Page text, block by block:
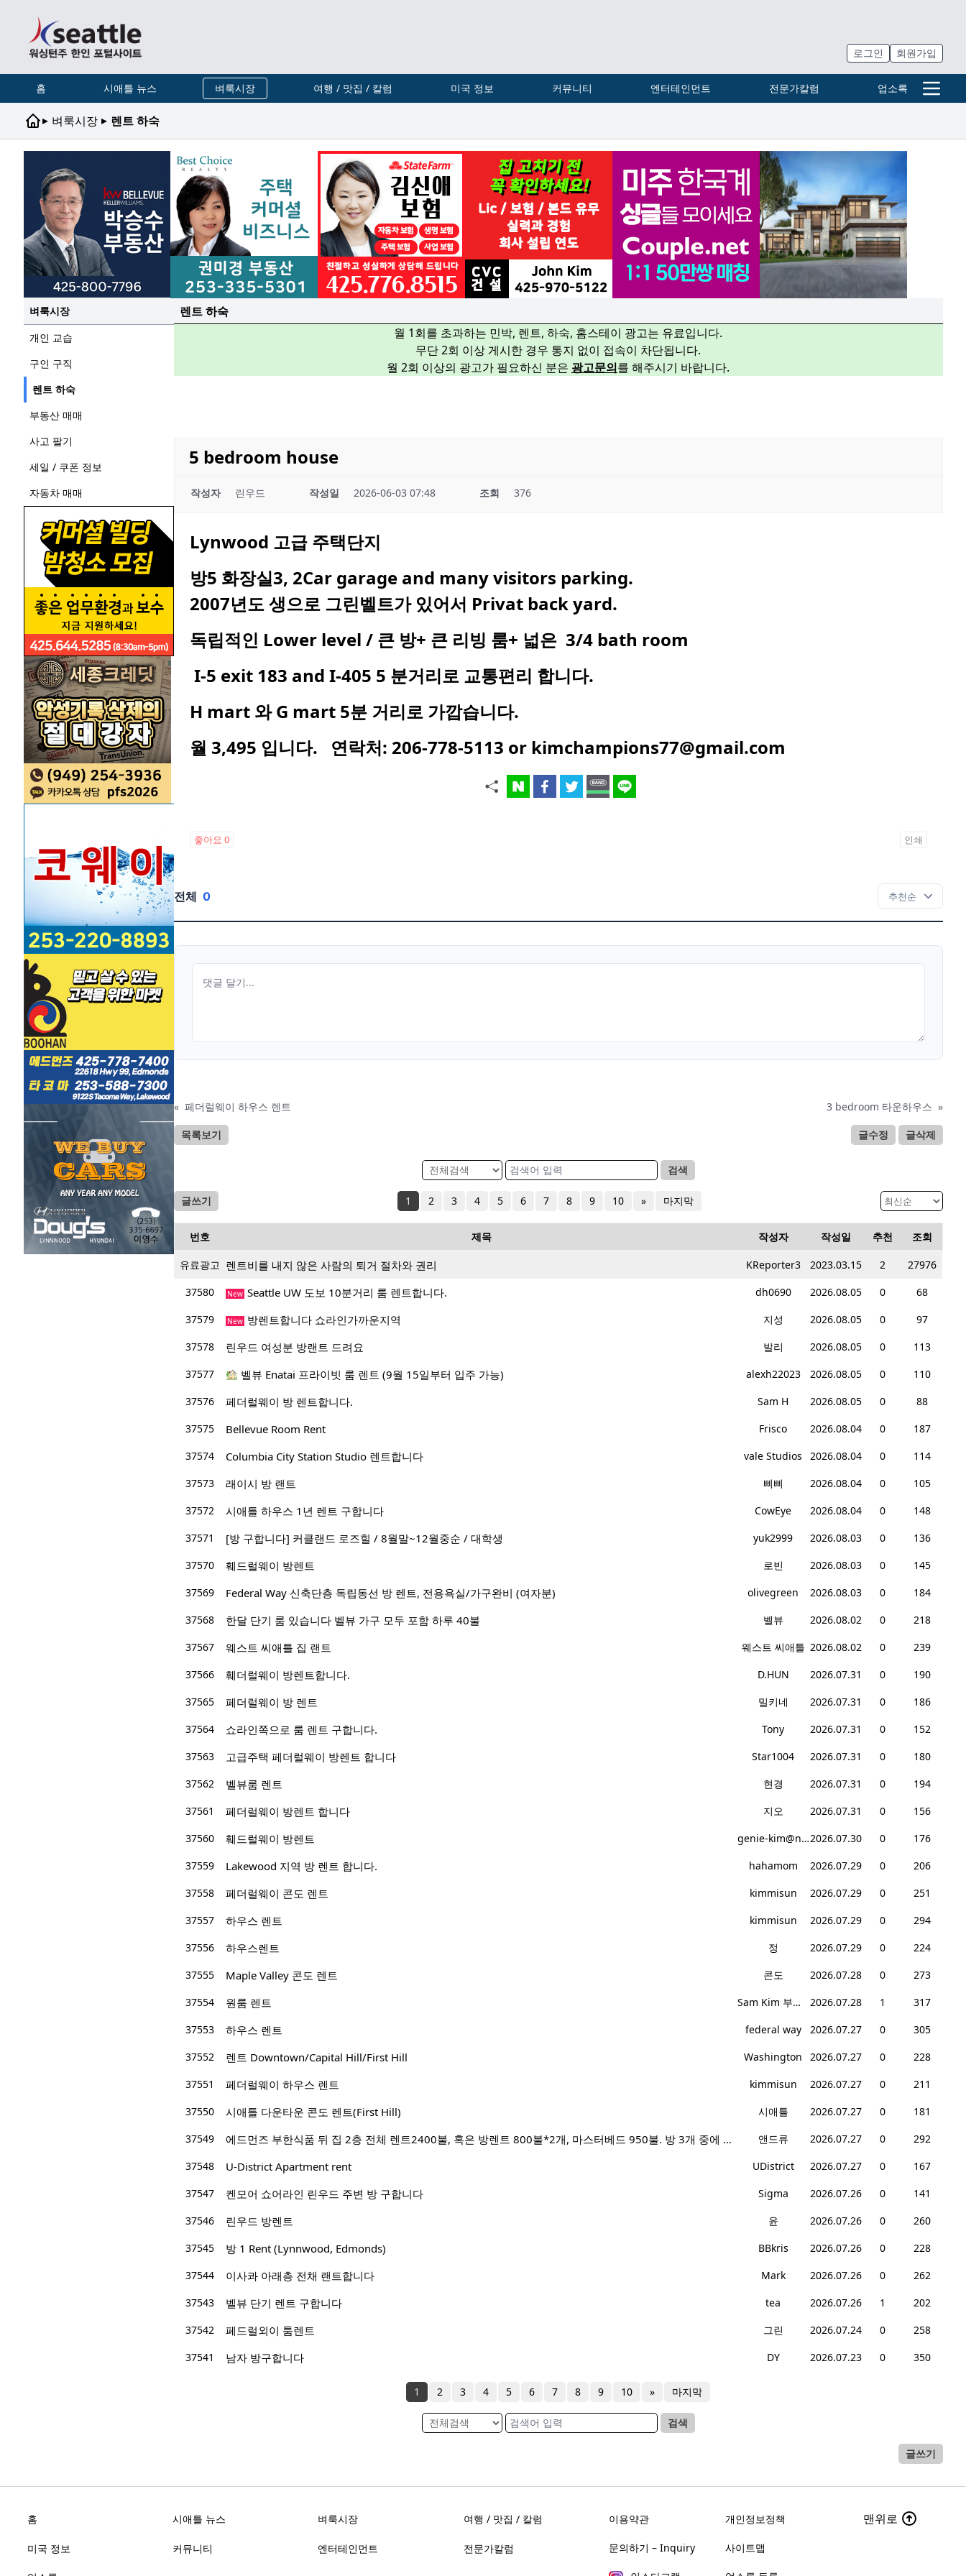
로그인 회원가입
홈 시애틀 뉴스 벼룩시장 여행 / 맛집 / 칼럼 미국 정보 커뮤니티 엔터테인먼트 전문가칼럼 업소록
▸ 벼룩시장 ▸ 렌트 하숙
벼룩시장
개인 교습
구인 구직
렌트 하숙
부동산 매매
사고 팔기
세일 / 쿠폰 정보
자동차 매매
렌트 하숙
월 1회를 초과하는 민박, 렌트, 하숙, 홈스테이 광고는 유료입니다.
무단 2회 이상 게시한 경우 통지 없이 접속이 차단됩니다.
월 2회 이상의 광고가 필요하신 분은 광고문의를 해주시기 바랍니다.
5 bedroom house
작성자 린우드 작성일 2026-06-03 07:48 조회 376
Lynwood 고급 주택단지
방5 화장실3, 2Car garage and many visitors parking.
2007년도 생으로 그린벨트가 있어서 Privat back yard.
독립적인 Lower level / 큰 방+ 큰 리빙 룸+ 넓은 3/4 bath room
I-5 exit 183 and I-405 5 분거리로 교통편리 합니다.
H mart 와 G mart 5분 거리로 가깝습니다.
월 3,495 입니다. 연락처: 206-778-5113 or kimchampions77@gmail.com
좋아요 0 인쇄
전체 0
« 페더럴웨이 하우스 렌트 3 bedroom 타운하우스 »
목록보기 글수정 글삭제
검색
글쓰기 1 2 3 4 5 6 7 8 9 10 » 마지막
번호 제목 작성자 작성일 추천 조회
유료광고 렌트비를 내지 않은 사람의 퇴거 절차와 권리 KReporter3 2023.03.15 2
27976
37580
New Seattle UW 도보 10분거리 룸 렌트합니다. dh0690 2026.08.05 0
68
37579
New 방렌트합니다 쇼라인가까운지역 지성 2026.08.05 0
97
37578
린우드 여성분 방랜트 드려요 발리 2026.08.05 0
113
37577
벨뷰 Enatai 프라이빗 룸 렌트 (9월 15일부터 입주 가능) alexh22023 2026.08.05 0
110
37576
페더럴웨이 방 렌트합니다. Sam H 2026.08.05 0
88
37575
Bellevue Room Rent Frisco 2026.08.04 0
187
37574
Columbia City Station Studio 렌트합니다 vale Studios 2026.08.04 0
114
37573
래이시 방 랜트 삐삐 2026.08.04 0
105
37572
시애틀 하우스 1년 렌트 구합니다 CowEye 2026.08.04 0
148
37571
[방 구합니다] 커클랜드 로즈힐 / 8월말~12월중순 / 대학생 yuk2999 2026.08.03 0
136
37570
훼드럴웨이 방렌트 로빈 2026.08.03 0
145
37569
Federal Way 신축단층 독립동선 방 렌트, 전용욕실/가구완비 (여자분) olivegreen 2026.08.03 0
184
37568
한달 단기 룸 있습니다 벨뷰 가구 모두 포함 하루 40불 벨뷰 2026.08.02 0
218
37567
웨스트 씨애틀 집 랜트 웨스트 씨애틀 2026.08.02 0
239
37566
훼더럴웨이 방렌트합니다. D.HUN 2026.07.31 0
190
37565
페더럴웨이 방 렌트 밀키네 2026.07.31 0
186
37564
쇼라인쪽으로 룸 렌트 구합니다. Tony 2026.07.31 0
152
37563
고급주택 페더럴웨이 방렌트 합니다 Star1004 2026.07.31 0
180
37562
벨뷰룸 렌트 현경 2026.07.31 0
194
37561
페더럴웨이 방렌트 합니다 지오 2026.07.31 0
156
37560
훼드럴웨이 방렌트 genie-kim@naver.com2026.07.30 0
176
37559
Lakewood 지역 방 렌트 합니다. hahamom 2026.07.29 0
206
37558
페더럴웨이 콘도 렌트 kimmisun 2026.07.29 0
251
37557
하우스 렌트 kimmisun 2026.07.29 0
294
37556
하우스렌트 정 2026.07.29 0
224
37555
Maple Valley 콘도 렌트 콘도 2026.07.28 0
273
37554
원룸 렌트 Sam Kim 부동산 2026.07.28 1
317
37553
하우스 렌트 federal way 2026.07.27 0
305
37552
렌트 Downtown/Capital Hill/First Hill Washington 2026.07.27 0
228
37551
페더럴웨이 하우스 렌트 kimmisun 2026.07.27 0
211
37550
시애틀 다운타운 콘도 렌트(First Hill) 시애틀 2026.07.27 0
181
37549
에드먼즈 부한식품 뒤 집 2층 전체 렌트2400불, 혹은 방렌트 800불*2개, 마스터베드 950불. 방 3개 중에 골라 쓰세요! 앤드류 2026.07.27 0
292
37548
U-District Apartment rent UDistrict 2026.07.27 0
167
37547
켄모어 쇼어라인 린우드 주변 방 구합니다 Sigma 2026.07.26 0
141
37546
린우드 방렌트 윤 2026.07.26 0
260
37545
방 1 Rent (Lynnwood, Edmonds) BBkris 2026.07.26 0
228
37544
이사콰 아래층 전채 랜트합니다 Mark 2026.07.26 0
262
37543
벨뷰 단기 렌트 구합니다 tea 2026.07.26 1
202
37542
페드럴외이 툼렌트 그린 2026.07.24 0
258
37541
남자 방구합니다 DY 2026.07.23 0 350
1 2 3 4 5 6 7 8 9 10 » 마지막
검색
글쓰기
홈 시애틀 뉴스 벼룩시장 여행 / 맛집 / 칼럼
미국 정보 커뮤니티 엔터테인먼트 전문가칼럼
이용약관 개인정보정책
문의하기 – Inquiry 사이트맵
맨위로